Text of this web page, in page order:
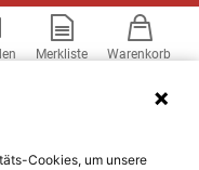
Merkliste Warenkorb
Cookies, um unsere